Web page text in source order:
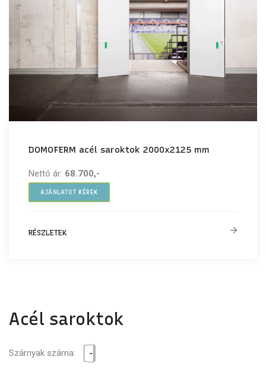
DOMOFERM acél saroktok 2000x2125 mm
Nettó ár: 68.700,-
AJÁNLATOT KÉREK
RÉSZLETEK
Acél saroktok
Szárnyak száma: